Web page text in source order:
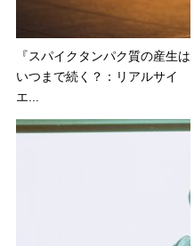
『スパイクタンパク質の産生は
いつまで続く？：リアルサイ
エ...